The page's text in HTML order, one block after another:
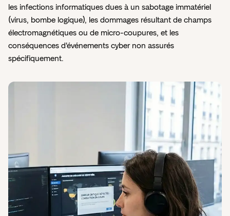
les infections informatiques dues à un sabotage immatériel
(virus, bombe logique), les dommages résultant de champs
électromagnétiques ou de micro-coupures, et les
conséquences d'événements cyber non assurés
spécifiquement.